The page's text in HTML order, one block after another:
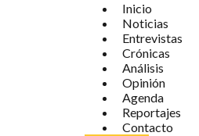
Inicio
Noticias
Entrevistas
Crónicas
Análisis
Opinión
Agenda
Reportajes
Contacto